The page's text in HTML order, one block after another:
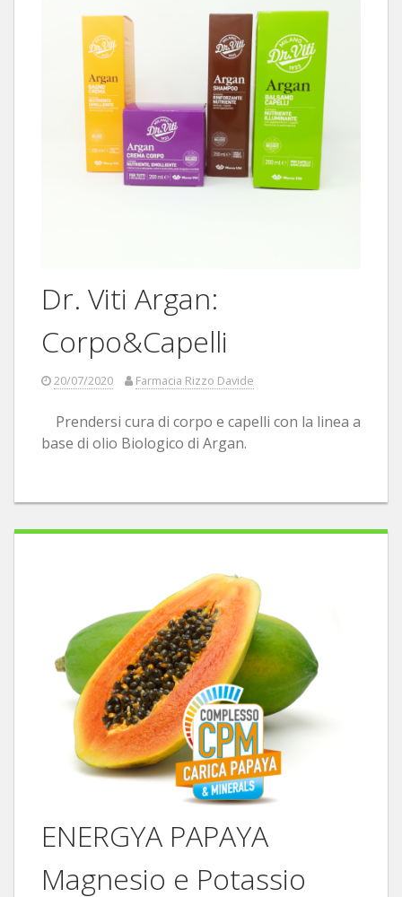
Dr. Viti Argan:
Corpo&Capelli
20/07/2020 Farmacia Rizzo Davide
Prendersi cura di corpo e capelli con la linea a
base di olio Biologico di Argan.
ENERGYA PAPAYA
Magnesio e Potassio